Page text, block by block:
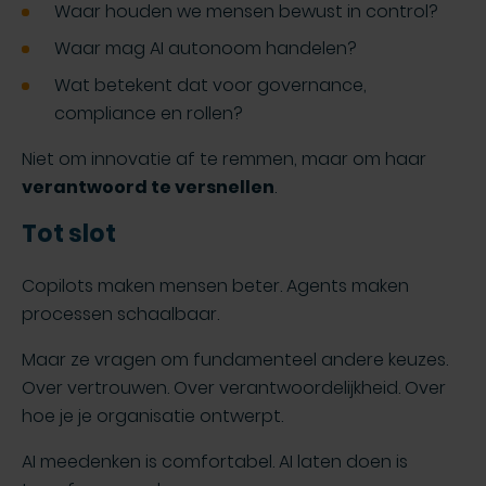
Waar houden we mensen bewust in control?
Waar mag AI autonoom handelen?
Wat betekent dat voor governance,
compliance en rollen?
Niet om innovatie af te remmen, maar om haar
verantwoord te versnellen.
Tot slot
Copilots maken mensen beter. Agents maken
processen schaalbaar.
Maar ze vragen om fundamenteel andere keuzes.
Over vertrouwen. Over verantwoordelijkheid. Over
hoe je je organisatie ontwerpt.
AI meedenken is comfortabel. AI laten doen is